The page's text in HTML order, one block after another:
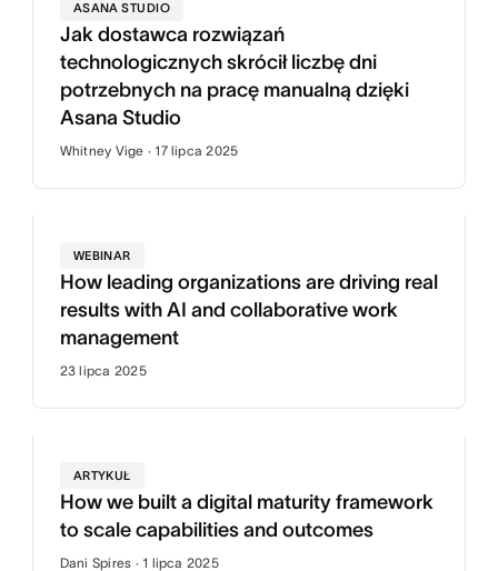
ASANA STUDIO
Jak dostawca rozwiązań
technologicznych skrócił liczbę dni
potrzebnych na pracę manualną dzięki
Asana Studio
Whitney Vige · 17 lipca 2025
WEBINAR
How leading organizations are driving real
results with AI and collaborative work
management
23 lipca 2025
ARTYKUŁ
How we built a digital maturity framework
to scale capabilities and outcomes
Dani Spires · 1 lipca 2025